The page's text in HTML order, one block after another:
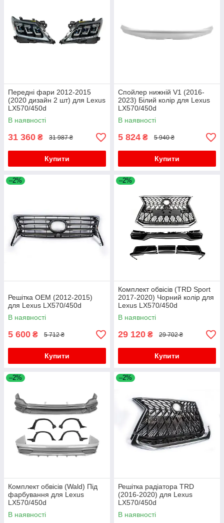
Передні фари 2012-2015
(2020 дизайн 2 шт) для Lexus
LX570/450d
В наявності
31 360 ₴ 31 987 ₴
Купити
Спойлер нижній V1 (2016-
2023) Білий колір для Lexus
LX570/450d
В наявності
5 824 ₴ 5 940 ₴
Купити
–2%
Решітка ОЕМ (2012-2015)
для Lexus LX570/450d
В наявності
5 600 ₴ 5 712 ₴
Купити
–2%
Комплект обвісів (TRD Sport
2017-2020) Чорний колір для
Lexus LX570/450d
В наявності
29 120 ₴ 29 702 ₴
Купити
–2%
Комплект обвісів (Wald) Під
фарбування для Lexus
LX570/450d
В наявності
–2%
Решітка радіатора TRD
(2016-2020) для Lexus
LX570/450d
В наявності